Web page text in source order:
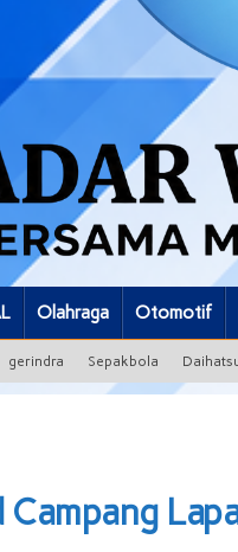
Olahraga Otomotif
gerindra Sepakbola